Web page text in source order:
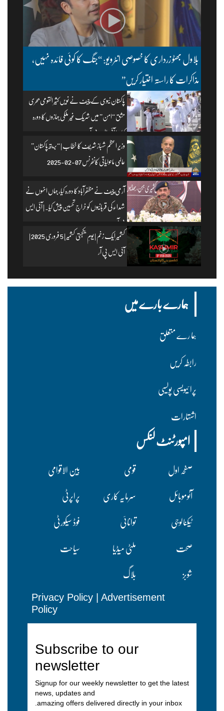
بلاول بھٹو زرداری کا خصوصی انٹرویو: “جنگ کا کوئی فائدہ نہیں،
مذاکرات کا راستہ اختیار کریں”
پاکستان نیوی کے چیف نے نویں کثیر القومی بحری
مشق “امن” میں شریک غیر ملکی جہازوں کا دورہ
کیا۔ | آئی ایس پی آر
وزیرِ اعظم شہباز شریف کا خطاب | “بریتھ پاکستان”
عالمی ماحولیاتی کانفرنس 07-02-2025
آرمی چیف نے مظفرآباد کا دورہ کیا، جہاں انہوں نے
شہداء کی قربانیوں کو خراجِ تحسین پیش کیا۔ | آئی ایس
پی آر
کشمیر ایک زخم | یومِ یکجہتی کشمیر | 5 فروری 2025 |
آئی ایس پی آر
ہمارے بارے میں
ہما رے متعلق
رابطہ کریں
پرا ئیویسی پولسیی
اشتہارات
امپورٹنٹ لنکس
صفحہ اول قومی
بین الاقوامی
آٹوموبائل
سرمایہ کاری
پراپرٹی
ٹیکنالوجی
توانائی
فوڈ سیکورٹی
صحت
ملٹی میڈیا
سیاحت
شوبز
بلاگ
Privacy Policy
Advertisement
Policy
Subscribe to our
newsletter
Signup for our weekly newsletter to get the latest
news, updates and
amazing offers delivered directly in your inbox.